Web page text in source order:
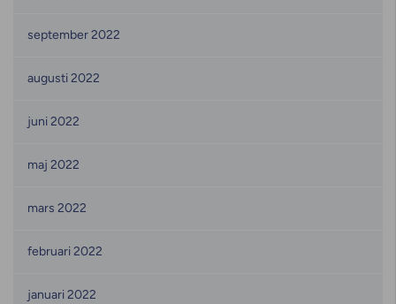
september 2022
augusti 2022
juni 2022
maj 2022
mars 2022
februari 2022
januari 2022